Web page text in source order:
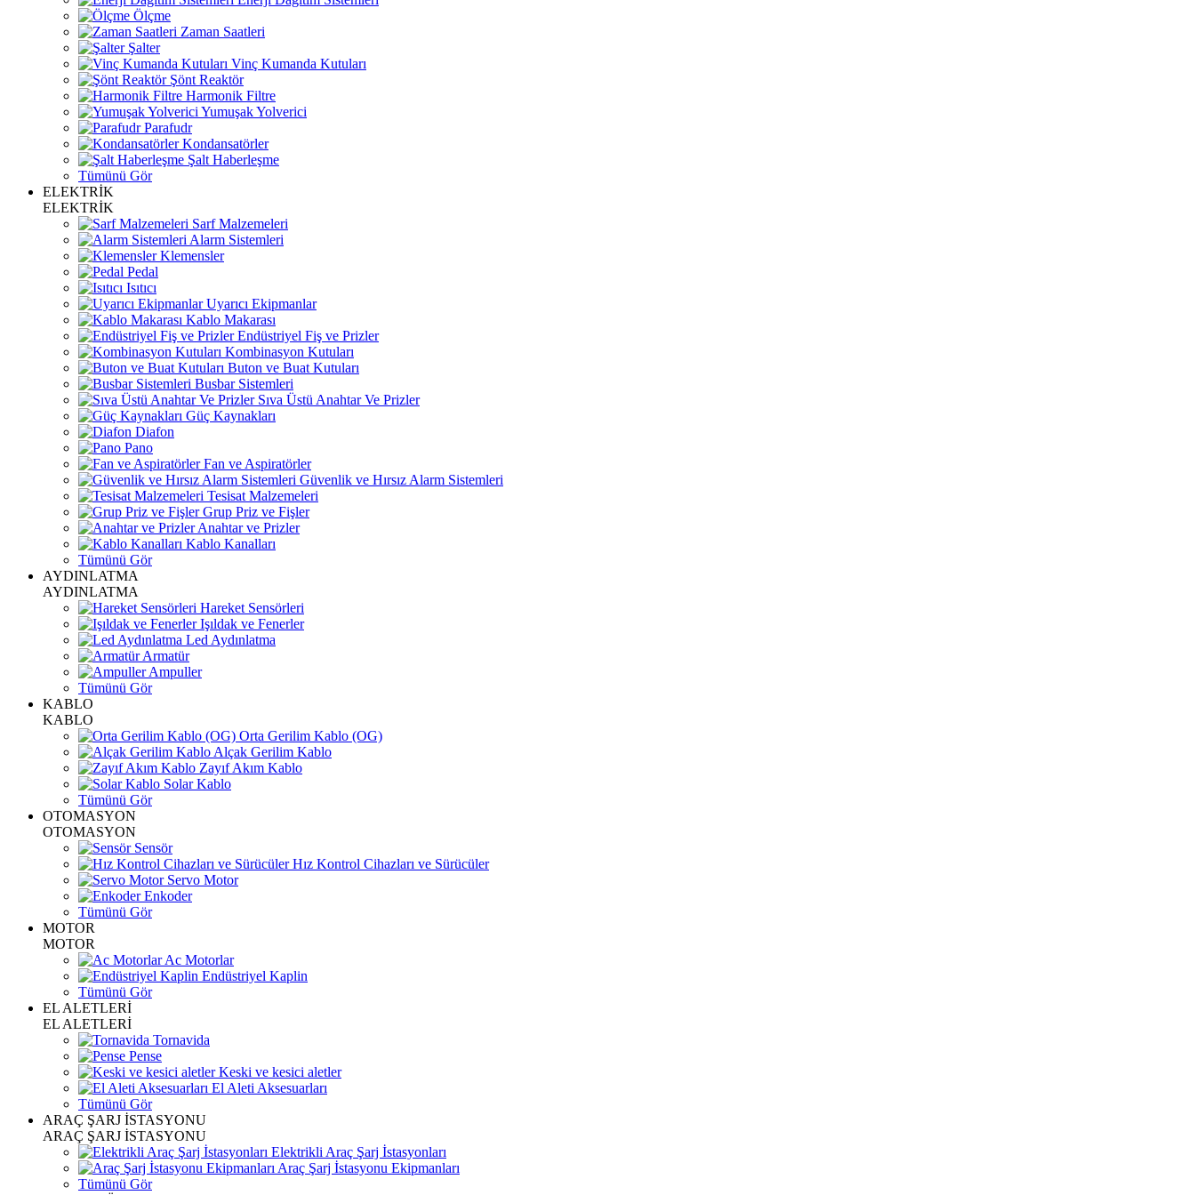
Ölçme
Zaman Saatleri
Şalter
Vinç Kumanda Kutuları
Şönt Reaktör
Harmonik Filtre
Yumuşak Yolverici
Parafudr
Kondansatörler
Şalt Haberleşme
Tümünü Gör
ELEKTRİK
ELEKTRİK
Sarf Malzemeleri
Alarm Sistemleri
Klemensler
Pedal
Isıtıcı
Uyarıcı Ekipmanlar
Kablo Makarası
Endüstriyel Fiş ve Prizler
Kombinasyon Kutuları
Buton ve Buat Kutuları
Busbar Sistemleri
Sıva Üstü Anahtar Ve Prizler
Güç Kaynakları
Diafon
Pano
Fan ve Aspiratörler
Güvenlik ve Hırsız Alarm Sistemleri
Tesisat Malzemeleri
Grup Priz ve Fişler
Anahtar ve Prizler
Kablo Kanalları
Tümünü Gör
AYDINLATMA
AYDINLATMA
Hareket Sensörleri
Işıldak ve Fenerler
Led Aydınlatma
Armatür
Ampuller
Tümünü Gör
KABLO
KABLO
Orta Gerilim Kablo (OG)
Alçak Gerilim Kablo
Zayıf Akım Kablo
Solar Kablo
Tümünü Gör
OTOMASYON
OTOMASYON
Sensör
Hız Kontrol Cihazları ve Sürücüler
Servo Motor
Enkoder
Tümünü Gör
MOTOR
MOTOR
Ac Motorlar
Endüstriyel Kaplin
Tümünü Gör
EL ALETLERİ
EL ALETLERİ
Tornavida
Pense
Keski ve kesici aletler
El Aleti Aksesuarları
Tümünü Gör
ARAÇ ŞARJ İSTASYONU
ARAÇ ŞARJ İSTASYONU
Elektrikli Araç Şarj İstasyonları
Araç Şarj İstasyonu Ekipmanları
Tümünü Gör